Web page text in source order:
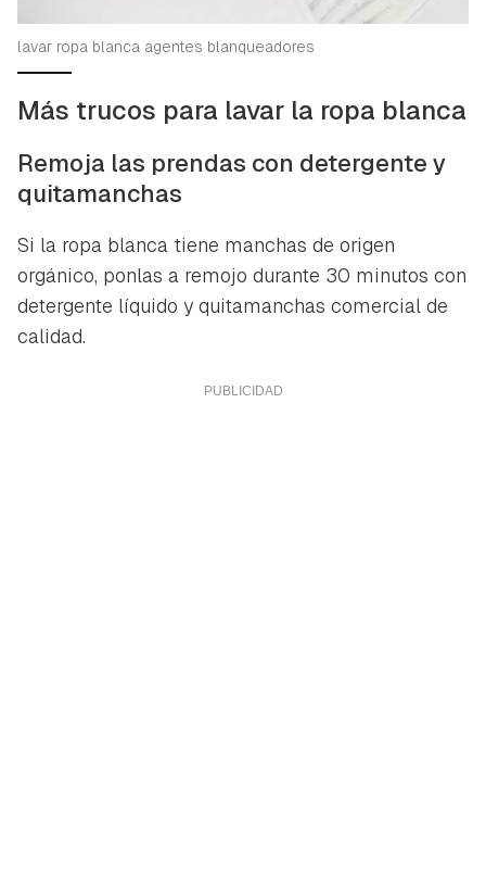
lavar ropa blanca agentes blanqueadores
Más trucos para lavar la ropa blanca
Remoja las prendas con detergente y
quitamanchas
Si la ropa blanca tiene manchas de origen
orgánico, ponlas a remojo durante 30 minutos con
detergente líquido y quitamanchas comercial de
calidad.